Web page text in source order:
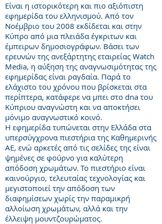
Είναι η ιστορικότερη και πιο αξιόπιστη
εφημερίδα του ελληνισμού. Από τον
Νοέμβριο του 2008 εκδίδεται και στην
Κύπρο από μια πλειάδα έγκριτων και
έμπειρων δημοσιογράφων. Βάσει των
ερευνών της ανεξάρτητης εταιρείας Watch
Media, η αύξηση της αναγνωσιμότητας της
εφημερίδας είναι ραγδαία. Παρά το
ελάχιστο του χρόνου που βρίσκεται στα
περίπτερα, κατάφερε να μπει στο dna του
Κύπριου αναγνώστη και να αποκτήσει
μόνιμο αναγνωστικό κοινό.
Η εφημερίδα τυπώνεται στην Ελλάδα στα
υπερσύγχρονα πιεστήρια της Καθημερινής
ΑΕ, ενώ αρκετές από τις σελίδες της είναι
ψημένες σε φούρνο για καλύτερη
απόδοση χρωμάτων. Το πιεστήριο είναι
καινούργιο, τελευταίας τεχνολογίας και
μεγιστοποιεί την απόδοση των
διαφημίσεων χωρίς την παραμικρή
αλλοίωση χρωμάτων, αλλά και την
έλλειψη μουντζουρώματος.